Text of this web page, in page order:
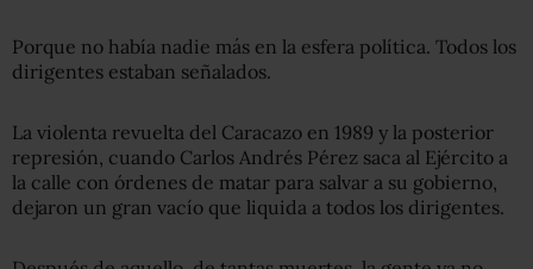
Porque no había nadie más en la esfera política. Todos los
dirigentes estaban señalados.
La violenta revuelta del Caracazo en 1989 y la posterior
represión, cuando Carlos Andrés Pérez saca al Ejército a
la calle con órdenes de matar para salvar a su gobierno,
dejaron un gran vacío que liquida a todos los dirigentes.